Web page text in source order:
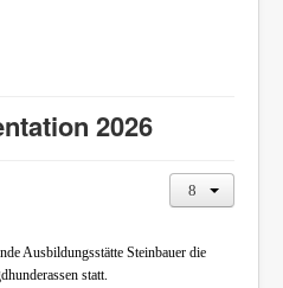
2026
Ausbildungsstätte Steinbauer die
statt.